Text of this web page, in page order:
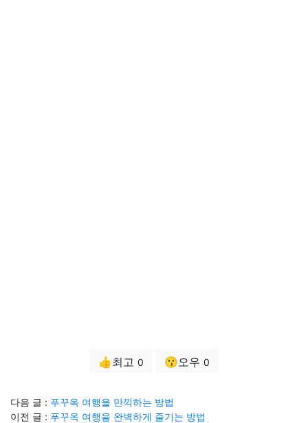
👍최고 0 😗오우 0
다음 글 : 푸꾸옥 여행을 만끽하는 방법
이전 글 : 푸꾸옥 여행을 완벽하게 즐기는 방법